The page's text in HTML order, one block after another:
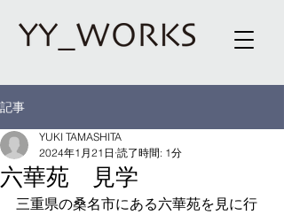
記事
六華苑 見学
YUKI TAMASHITA
2024年1月21日 読了時間: 1分
三重県の桑名市にある六華苑を見に行